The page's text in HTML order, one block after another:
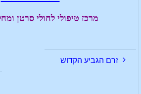
מרכז טיפולי לחולי סרטן
זרם הגביע הקדוש